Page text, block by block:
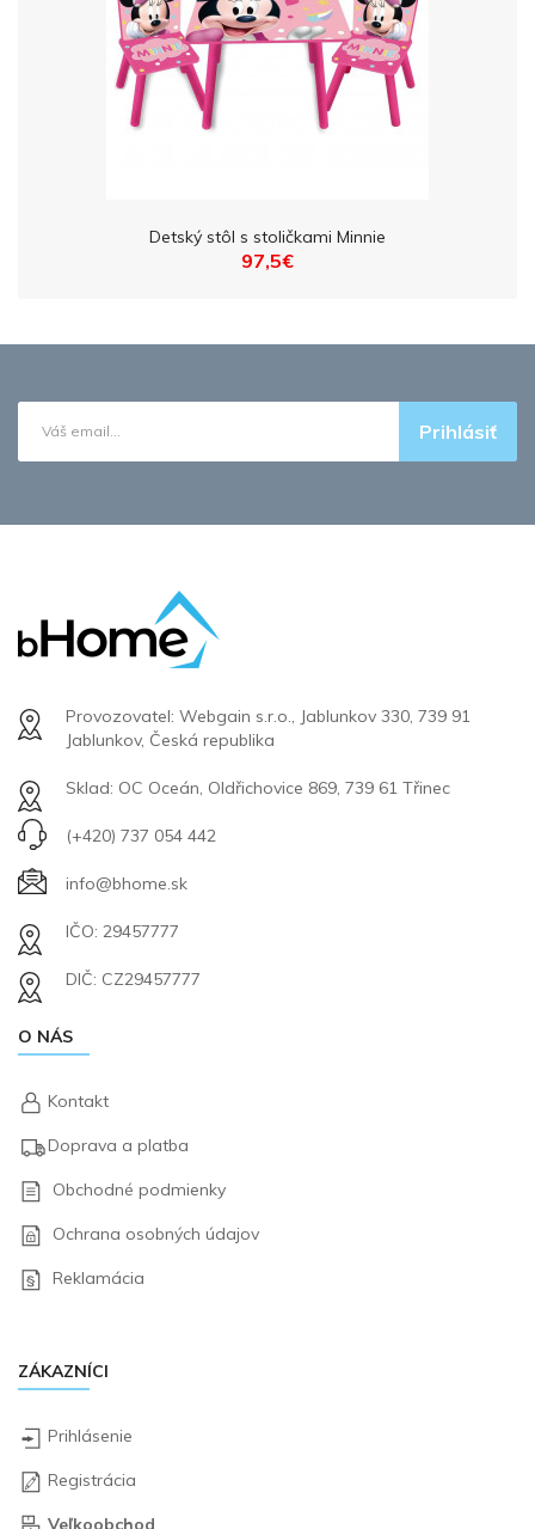
Detský stôl s stoličkami Minnie
97,5€
Prihlásiť
Provozovatel: Webgain s.r.o., Jablunkov 330, 739 91
Jablunkov, Česká republika
Sklad: OC Oceán, Oldřichovice 869, 739 61 Třinec
(+420) 737 054 442
info@bhome.sk
IČO: 29457777
DIČ: CZ29457777
O NÁS
Kontakt
Doprava a platba
Obchodné podmienky
Ochrana osobných údajov
Reklamácia
ZÁKAZNÍCI
Prihlásenie
Registrácia
Veľkoobchod